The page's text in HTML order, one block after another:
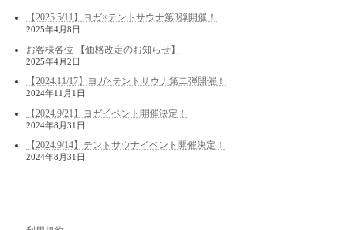
【2025.5/11】ヨガ×テントサウナ第3弾開催！
2025年4月8日
お客様各位 【価格改定のお知らせ】
2025年4月2日
【2024.11/17】ヨガ×テントサウナ第二弾開催！
2024年11月1日
【2024.9/21】ヨガイベント開催決定！
2024年8月31日
【2024.9/14】テントサウナイベント開催決定！
2024年8月31日